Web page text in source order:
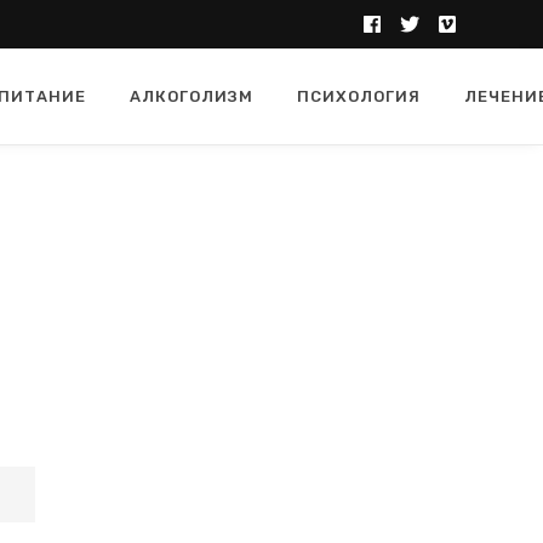
АЛКОГОЛИЗМ ПСИХОЛОГИЯ